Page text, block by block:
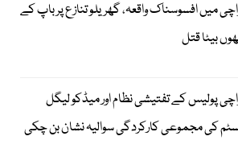
میں افسوسناک واقعہ، گھریلو تنازع پر باپ کے
بیٹا قتل
پولیس کے تفتیشی نظام اور میڈکو لیگل
کی مجموعی کارکردگی سوالیہ نشان بن چکی